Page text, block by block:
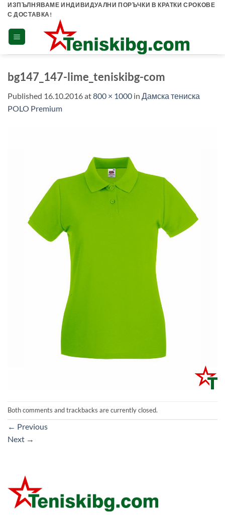
Skip
content
ИЗПЪЛНЯВАМЕ ИНДИВИДУАЛНИ ПОРЪЧКИ В КРАТКИ СРОКОВЕ
С ДОСТАВКА!
bg147_147-lime_teniskibg-com
Published 16.10.2016at800 × 1000 in Дамска тениска
POLO Premium
Both comments and trackbacks are currently closed.
← Previous
Next →